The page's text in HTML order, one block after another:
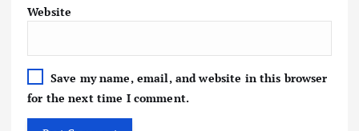
Website
Save my name, email, and website in this browser
for the next time I comment.